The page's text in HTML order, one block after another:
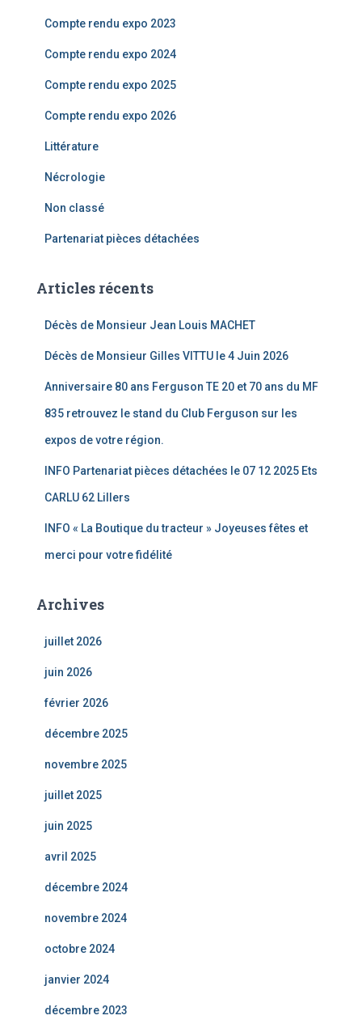
Compte rendu expo 2023
Compte rendu expo 2024
Compte rendu expo 2025
Compte rendu expo 2026
Littérature
Nécrologie
Non classé
Partenariat pièces détachées
Articles récents
Décès de Monsieur Jean Louis MACHET
Décès de Monsieur Gilles VITTU le 4 Juin 2026
Anniversaire 80 ans Ferguson TE 20 et 70 ans du MF
835 retrouvez le stand du Club Ferguson sur les
expos de votre région.
INFO Partenariat pièces détachées le 07 12 2025 Ets
CARLU 62 Lillers
INFO « La Boutique du tracteur » Joyeuses fêtes et
merci pour votre fidélité
Archives
juillet 2026
juin 2026
février 2026
décembre 2025
novembre 2025
juillet 2025
juin 2025
avril 2025
décembre 2024
novembre 2024
octobre 2024
janvier 2024
décembre 2023